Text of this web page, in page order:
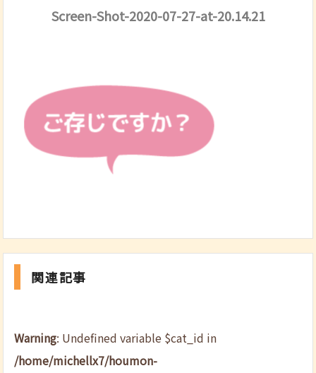
Screen-Shot-2020-07-27-at-20.14.21
関連記事
Warning: Undefined variable $cat_id in
/home/michellx7/houmon-